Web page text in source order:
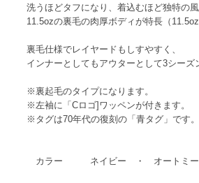
洗うほどタフになり、着込むほど独特の
11.5ozの裏毛の肉厚ボディが特長（
裏毛仕様でレイヤードもしすやすく、
インナーとしてもアウターとして3シーズ
※裏起毛のタイプになります。
※左袖に「Cロゴ]ワッペンが付きます。
※タグは70年代の復刻の「青タグ」です。
カラー ネイビー ・ オートミー